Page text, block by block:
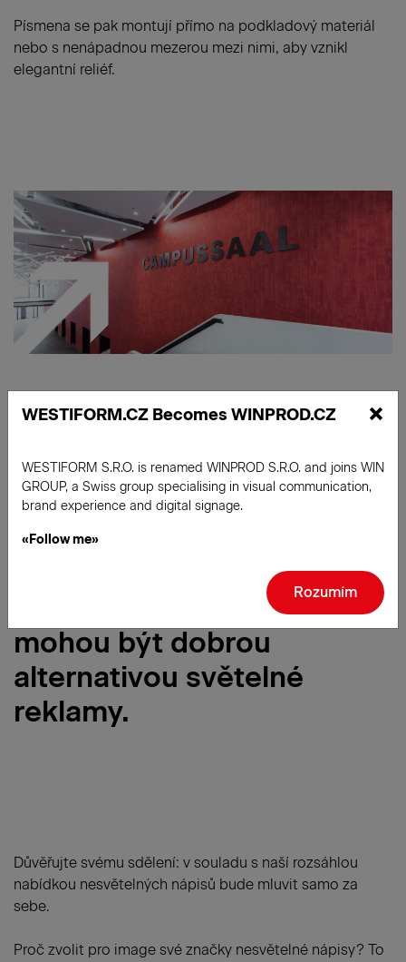
Písmena se pak montují přímo na podkladový materiál
nebo s nenápadnou mezerou mezi nimi, aby vznikl
elegantní reliéf.
Elegantní a kreativní nápisy
mohou být dobrou
alternativou světelné
reklamy.
Důvěřujte svému sdělení: v souladu s naší rozsáhlou
nabídkou nesvětelných nápisů bude mluvit samo za
sebe.
Proč zvolit pro image své značky nesvětelné nápisy? To
WESTIFORM.CZ Becomes WINPROD.CZ ×
WESTIFORM S.R.O. is renamed WINPROD S.R.O. and joins WIN
GROUP, a Swiss group specialising in visual communication,
brand experience and digital signage.
«Follow me»
Rozumím